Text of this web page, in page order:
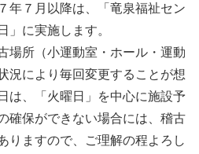
年７月以降は、「竜泉福祉セン
」に実施します。
場所（小運動室・ホール・運動
況により毎回変更することが想
は、「火曜日」を中心に施設予
確保ができない場合には、稽古
りますので、ご理解の程よろし